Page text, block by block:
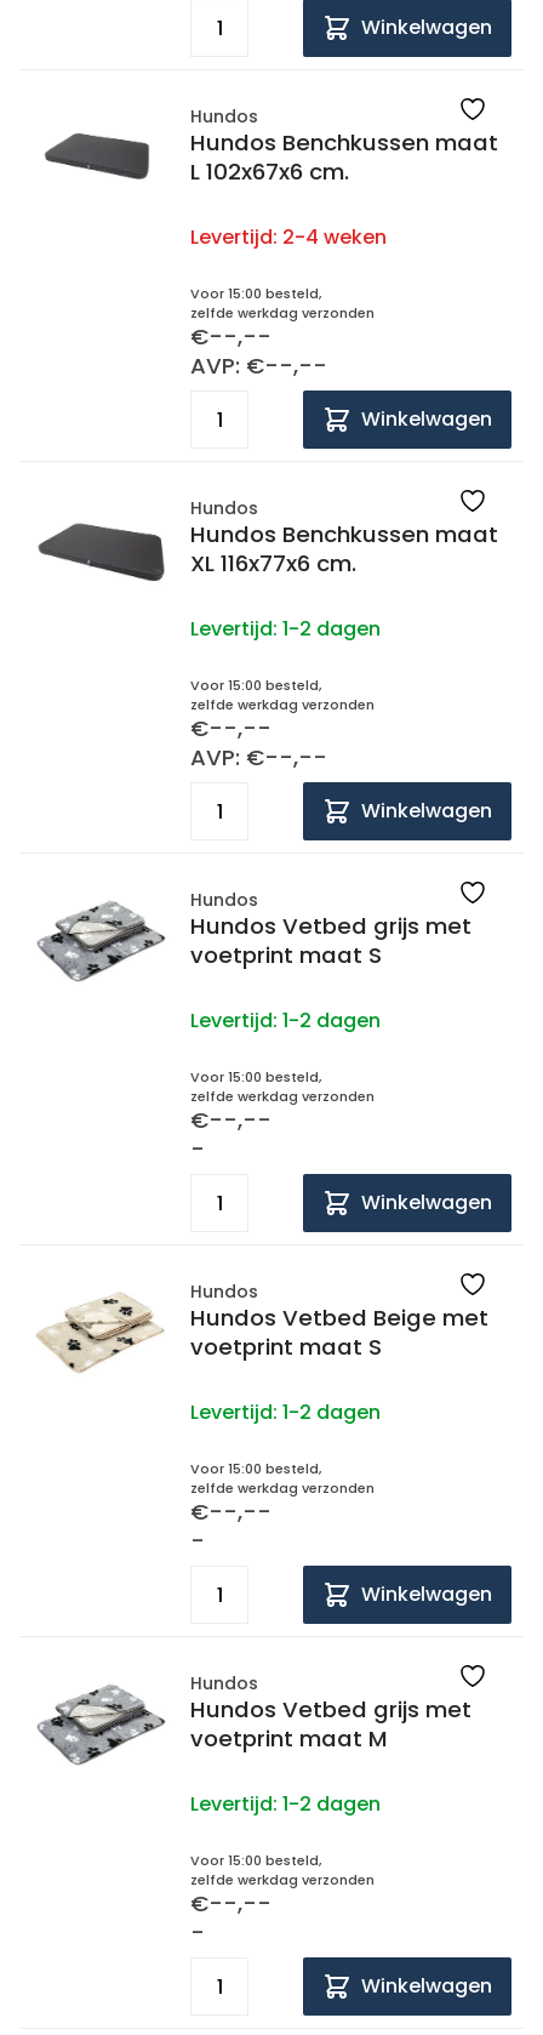
Winkelwagen
Hundos
Hundos Benchkussen maat
L 102x67x6 cm.
Levertijd: 2-4 weken
Voor 15:00 besteld,
zelfde werkdag verzonden
€--,--
AVP: €--,--
Winkelwagen
Hundos
Hundos Benchkussen maat
XL 116x77x6 cm.
Levertijd: 1-2 dagen
Voor 15:00 besteld,
zelfde werkdag verzonden
€--,--
AVP: €--,--
Winkelwagen
Hundos
Hundos Vetbed grijs met
voetprint maat S
Levertijd: 1-2 dagen
Voor 15:00 besteld,
zelfde werkdag verzonden
€--,--
-
Winkelwagen
Hundos
Hundos Vetbed Beige met
voetprint maat S
Levertijd: 1-2 dagen
Voor 15:00 besteld,
zelfde werkdag verzonden
€--,--
-
Winkelwagen
Hundos
Hundos Vetbed grijs met
voetprint maat M
Levertijd: 1-2 dagen
Voor 15:00 besteld,
zelfde werkdag verzonden
€--,--
-
Winkelwagen